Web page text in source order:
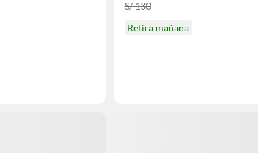
S/ 130
Retira mañana